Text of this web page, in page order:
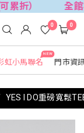
全館3件88折
NEW
虹小馬聯名 門市資
0 0
YES I DO重磅寬鬆